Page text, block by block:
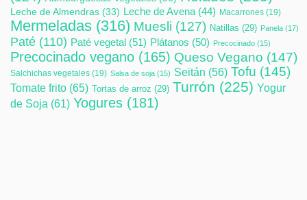
Leche de Almendras (33) Leche de Avena (44) Macarrones (19)
Mermeladas (316) Muesli (127) Natillas (29) Panela (17)
Paté (110) Paté vegetal (51) Plátanos (50) Precocinado (15)
Precocinado vegano (165) Queso Vegano (147)
Salchichas vegetales (19) Salsa de soja (15) Seitán (56) Tofu (145)
Tomate frito (65) Tortas de arroz (29) Turrón (225) Yogur
de Soja (61) Yogures (181)